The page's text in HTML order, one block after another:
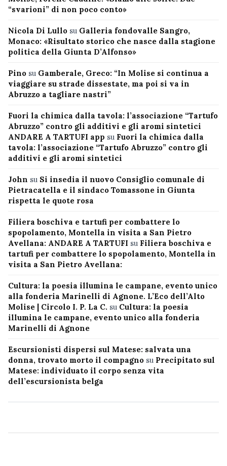
“svarioni” di non poco conto»
Nicola Di Lullo su Galleria fondovalle Sangro,
Monaco: «Risultato storico che nasce dalla stagione
politica della Giunta D’Alfonso»
Pino su Gamberale, Greco: “In Molise si continua a
viaggiare su strade dissestate, ma poi si va in
Abruzzo a tagliare nastri”
Fuori la chimica dalla tavola: l’associazione “Tartufo
Abruzzo” contro gli additivi e gli aromi sintetici
ANDARE A TARTUFI app su Fuori la chimica dalla
tavola: l’associazione “Tartufo Abruzzo” contro gli
additivi e gli aromi sintetici
John su Si insedia il nuovo Consiglio comunale di
Pietracatella e il sindaco Tomassone in Giunta
rispetta le quote rosa
Filiera boschiva e tartufi per combattere lo
spopolamento, Montella in visita a San Pietro
Avellana: ANDARE A TARTUFI su Filiera boschiva e
tartufi per combattere lo spopolamento, Montella in
visita a San Pietro Avellana:
Cultura: la poesia illumina le campane, evento unico
alla fonderia Marinelli di Agnone. L’Eco dell’Alto
Molise | Circolo I. P. La C. su Cultura: la poesia
illumina le campane, evento unico alla fonderia
Marinelli di Agnone
Escursionisti dispersi sul Matese: salvata una
donna, trovato morto il compagno su Precipitato sul
Matese: individuato il corpo senza vita
dell’escursionista belga